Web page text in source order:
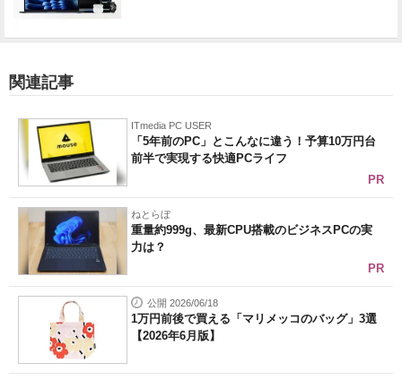
関連記事
ITmedia PC USER
「5年前のPC」とこんなに違う！予算10万円台
前半で実現する快適PCライフ
PR
ねとらぼ
重量約999g、最新CPU搭載のビジネスPCの実
力は？
PR
公開 2026/06/18
1万円前後で買える「マリメッコのバッグ」3選
【2026年6月版】